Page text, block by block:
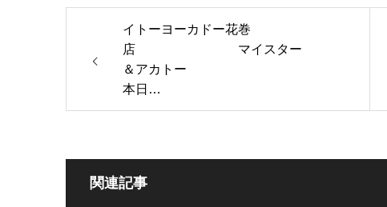
イトーヨーカドー花巻
店 マイスター
＆アカトー
本日…
関連記事